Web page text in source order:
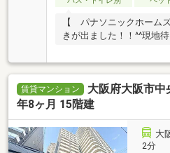
【 パナソニックホーム
きが出ました！！^^現地
賃貸マンション
大阪府大阪市
年8ヶ月 15階建
大
2分